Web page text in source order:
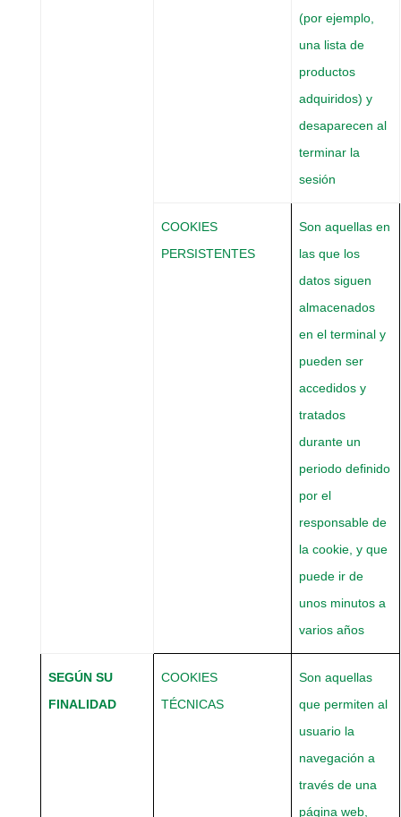
(por ejemplo,
una lista de
productos
adquiridos) y
desaparecen al
terminar la
sesión
COOKIES
PERSISTENTES
Son aquellas en
las que los
datos siguen
almacenados
en el terminal y
pueden ser
accedidos y
tratados
durante un
periodo definido
por el
responsable de
la cookie, y que
puede ir de
unos minutos a
varios años
SEGÚN SU
FINALIDAD
COOKIES
TÉCNICAS
Son aquellas
que permiten al
usuario la
navegación a
través de una
página web,